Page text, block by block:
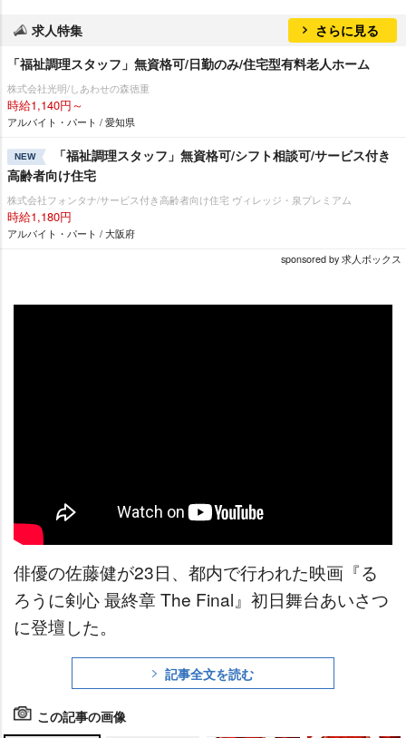
求人特集
さらに見る
「福祉調理スタッフ」無資格可/日勤のみ/住宅型有料老人ホーム
株式会社光明/しあわせの森徳重
時給1,140円～
アルバイト・パート / 愛知県
NEW
「福祉調理スタッフ」無資格可/シフト相談可/サービス付き
高齢者向け住宅
株式会社フォンタナ/サービス付き高齢者向け住宅 ヴィレッジ・泉プレミアム
時給1,180円
アルバイト・パート / 大阪府
sponsored by 求人ボックス
俳優の佐藤健が23日、都内で行われた映画『る
ろうに剣心 最終章 The Final』初日舞台あいさつ
に登壇した。
記事全文を読む
この記事の画像